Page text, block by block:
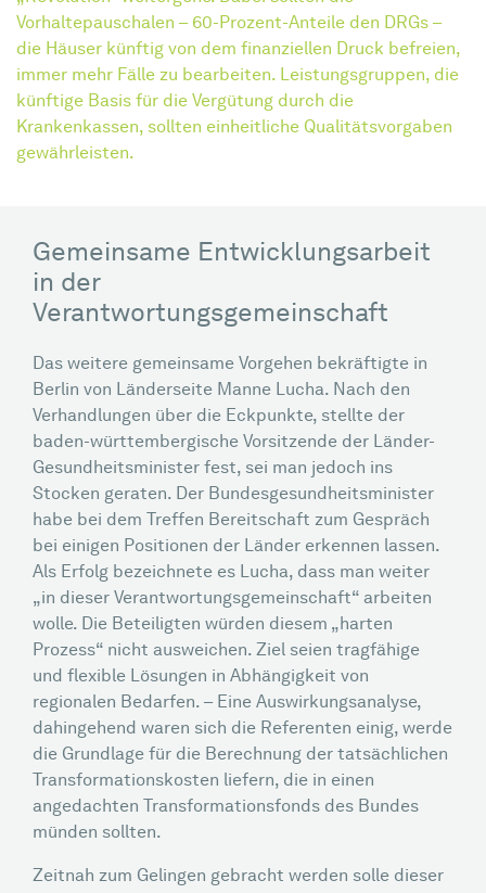
Vorhaltepauschalen – 60-Prozent-Anteile den DRGs –
die Häuser künftig von dem finanziellen Druck befreien,
immer mehr Fälle zu bearbeiten. Leistungsgruppen, die
künftige Basis für die Vergütung durch die
Krankenkassen, sollten einheitliche Qualitätsvorgaben
gewährleisten.
Gemeinsame Entwicklungsarbeit
in der
Verantwortungsgemeinschaft
Das weitere gemeinsame Vorgehen bekräftigte in
Berlin von Länderseite Manne Lucha. Nach den
Verhandlungen über die Eckpunkte, stellte der
baden-württembergische Vorsitzende der Länder-
Gesundheitsminister fest, sei man jedoch ins
Stocken geraten. Der Bundesgesundheitsminister
habe bei dem Treffen Bereitschaft zum Gespräch
bei einigen Positionen der Länder erkennen lassen.
Als Erfolg bezeichnete es Lucha, dass man weiter
„in dieser Verantwortungsgemeinschaft“ arbeiten
wolle. Die Beteiligten würden diesem „harten
Prozess“ nicht ausweichen. Ziel seien tragfähige
und flexible Lösungen in Abhängigkeit von
regionalen Bedarfen. – Eine Auswirkungsanalyse,
dahingehend waren sich die Referenten einig, werde
die Grundlage für die Berechnung der tatsächlichen
Transformationskosten liefern, die in einen
angedachten Transformationsfonds des Bundes
münden sollten.
Zeitnah zum Gelingen gebracht werden solle dieser